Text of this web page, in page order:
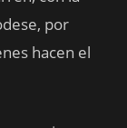
por
hacen el